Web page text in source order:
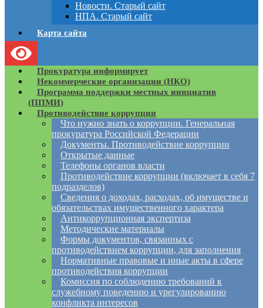
Новости. Старый сайт
НПА. Старый сайт
Карта сайта
Прокуратура информирует
Некоммерческие организации (НКО)
Программа поддержки местных инициатив
(ППМИ)
Противодействие коррупции
Что нужно знать о коррупции. Генеральная
прокуратура Российской Федерации
Документы. Противодействие коррупции
Открытые данные
Телефоны органов власти
Противодействие коррупции (включает в себя 7
подразделов)
Сведения о доходах, расходах, об имуществе и
обязательствах имущественного характера
Антикоррупционная экспертиза
Методические материалы
Формы документов, связанных с
противодействием коррупции, для заполнения
Нормативные правовые и иные акты в сфере
противодействия коррупции
Комиссия по соблюдению требований к
служебному поведению и урегулированию
конфликта интересов